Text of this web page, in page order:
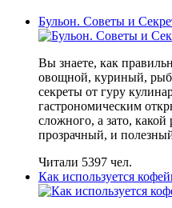
Бульон. Советы и
Вы знаете, как
овощной, куриный,
секреты от гуру
гастрономическим
сложного, а зато,
прозрачный, и
Читали 5397 чел.
Как используется